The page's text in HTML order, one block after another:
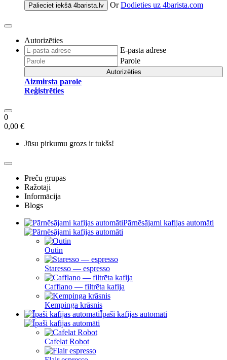
Palieciet iekšā 4barista.lv Or Dodieties uz 4barista.com
Autorizēties
E-pasta adrese
Parole
Autorizēties
Aizmirsta parole
Reģistrēties
0
0,00 €
Jūsu pirkumu grozs ir tukšs!
Preču grupas
Ražotāji
Informācija
Blogs
Pārnēsājami kafijas automāti
Outin
Staresso — espresso
Cafflano — filtrēta kafija
Kempinga krāsnis
Īpaši kafijas automāti
Cafelat Robot